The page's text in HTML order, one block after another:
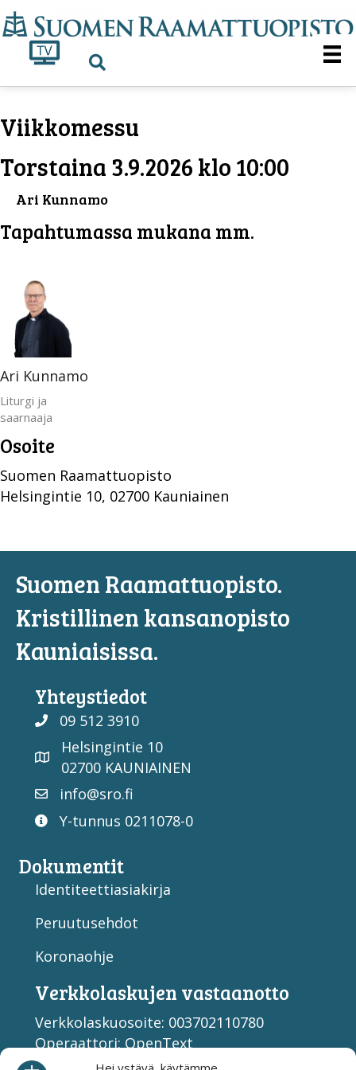
Viikkomessu
Torstaina 3.9.2026 klo 10:00
Ari Kunnamo
Tapahtumassa mukana mm.
Ari Kunnamo
Liturgi ja
saarnaaja
Osoite
Suomen Raamattuopisto
Helsingintie 10, 02700 Kauniainen
Suomen Raamattuopisto.
Kristillinen kansanopisto
Kauniaisissa.
Yhteystiedot
09 512 3910
Helsingintie 10
02700 KAUNIAINEN
info@sro.fi
Y-tunnus 0211078-0
Dokumentit
Identiteettiasiakirja
Peruutusehdot
Koronaohje
Verkko­laskujen vastaan­otto
Verkkolaskuosoite: 003702110780
Operaattori: OpenText
Välittäjän tunnus: 003708599126